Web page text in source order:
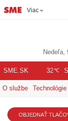
Viac
Nedeľa,
SME.SK 32℃
O službe Technológie
OBJEDNAŤ